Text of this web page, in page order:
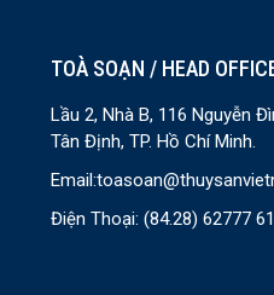
TOÀ SOẠN / HEAD
Lầu 2, Nhà B, 116 Nguyễn
Tân Định, TP. Hồ Chí Minh.
Email:
Điện Thoại: (84.28) 62777